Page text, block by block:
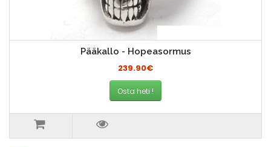
Pääkallo - Hopeasormus
239.90€
Osta heti !